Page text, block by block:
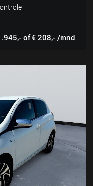
of € 208,- /mnd